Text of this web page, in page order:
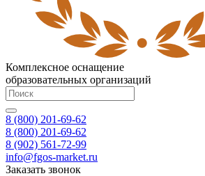
Комплексное оснащение
образовательных организаций
8 (800) 201-69-62
8 (800) 201-69-62
8 (902) 561-72-99
info@fgos-market.ru
Заказать звонок